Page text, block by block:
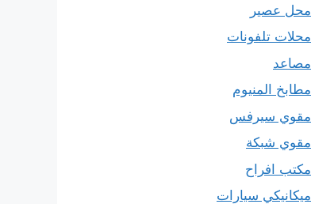
محل عصير
محلات تلفونات
مصاعد
مطابخ المنيوم
مقوي سيرفس
مقوي شبكة
مكتب افراح
ميكانيكي سيارات